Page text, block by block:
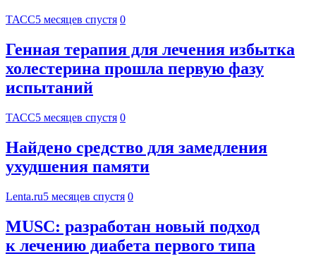
ТАСС5 месяцев спустя 0
Генная терапия для лечения избытка
холестерина прошла первую фазу
испытаний
ТАСС5 месяцев спустя 0
Найдено средство для замедления
ухудшения памяти
Lenta.ru5 месяцев спустя 0
MUSC: разработан новый подход
к лечению диабета первого типа